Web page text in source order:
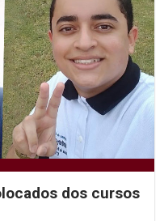
dos cursos